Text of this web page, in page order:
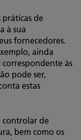
práticas de
à sua
fornecedores.
ainda
às
pode ser,
estas
controlar de
bem como os